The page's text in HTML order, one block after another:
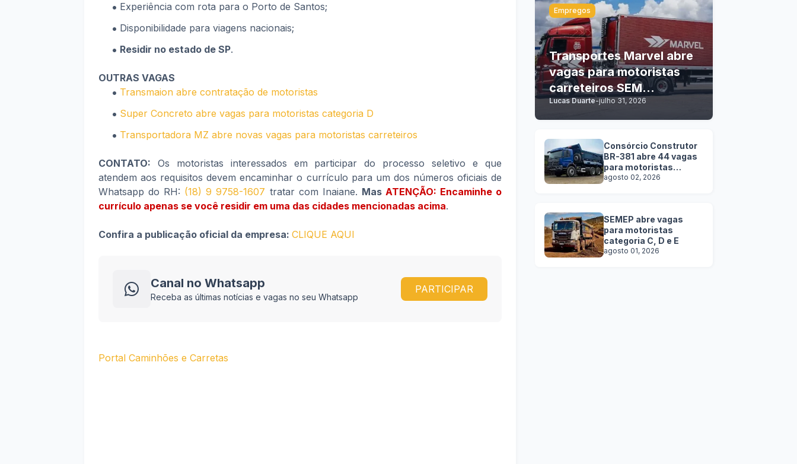
Experiência com rota para o Porto de Santos;
Disponibilidade para viagens nacionais;
Residir no estado de SP.
OUTRAS VAGAS
Transmaion abre contratação de motoristas
Super Concreto abre vagas para motoristas categoria D
Transportadora MZ abre novas vagas para motoristas carreteiros
CONTATO: Os motoristas interessados em participar do processo seletivo e que
atendem aos requisitos devem encaminhar o currículo para um dos números oficiais de
Whatsapp do RH: (18) 9 9758-1607 tratar com Inaiane. Mas ATENÇÃO: Encaminhe o
currículo apenas se você residir em uma das cidades mencionadas acima.
Confira a publicação oficial da empresa: CLIQUE AQUI
Canal no Whatsapp
Receba as últimas notícias e vagas no seu Whatsapp
PARTICIPAR
Portal Caminhões e Carretas
Empregos
Transportes Marvel abre
vagas para motoristas
carreteiros SEM
EXPERIÊNCIA
Lucas Duarte-julho 31, 2026
Consórcio Construtor
BR-381 abre 44 vagas
para motoristas
categoria C, D e E
agosto 02, 2026
SEMEP abre vagas
para motoristas
categoria C, D e E
agosto 01, 2026